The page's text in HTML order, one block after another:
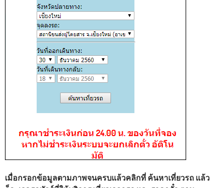
เมื่อกรอกข้อมูลตามภาพจนครบแล้วคลิกที่ ค้นหาเที่ยวรถ แล้ว